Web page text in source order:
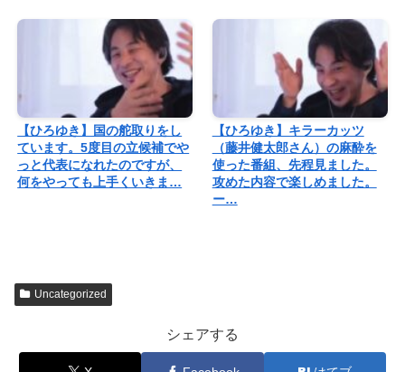
【ひろゆき】国の舵取りをし
ています。5度目の立候補でや
っと代表になれたのですが、
何をやっても上手くいきま…
【ひろゆき】キラーカッツ
（藤井健太郎さん）の麻酔を
使った番組、先程見ました。
攻めた内容で楽しめました。
ー…
Uncategorized
シェアする